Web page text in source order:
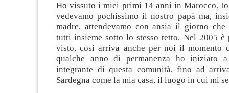
Ho vissuto i miei primi 14 anni in Marocco.
vedevamo pochissimo il nostro papà ma,
madre, attendevamo con ansia il giorno che
tutti insieme sotto lo stesso tetto. Nel 2005
visto, così arriva anche per noi il momento
qualche anno di permanenza ho iniziato
integrante di questa comunità, fino ad
Sardegna come la mia casa, il luogo in cui mi